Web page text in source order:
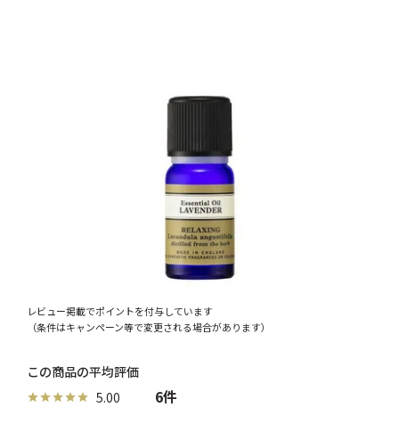
レビュー掲載でポイントを付与しています
（条件はキャンペーン等で変更される場合があります）
5.00 6